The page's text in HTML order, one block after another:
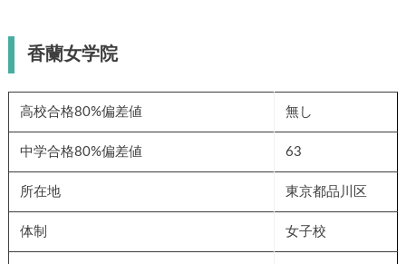
香蘭女学院
高校合格80%偏差値 無し
中学合格80%偏差値 63
所在地 東京都品川区
体制 女子校